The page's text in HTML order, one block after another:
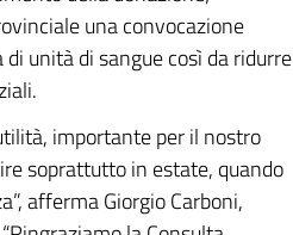
una convocazione
unità di sangue così da ridurre
importante per il nostro
soprattutto in estate, quando
afferma Giorgio Carboni,